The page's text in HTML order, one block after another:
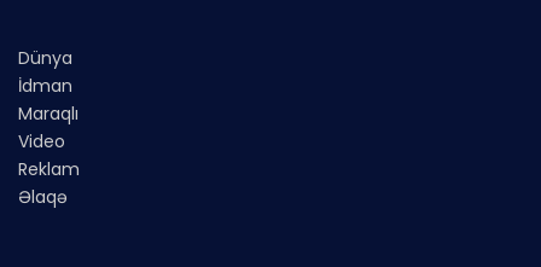
Dünya
İdman
Maraqlı
Video
Reklam
Əlaqə